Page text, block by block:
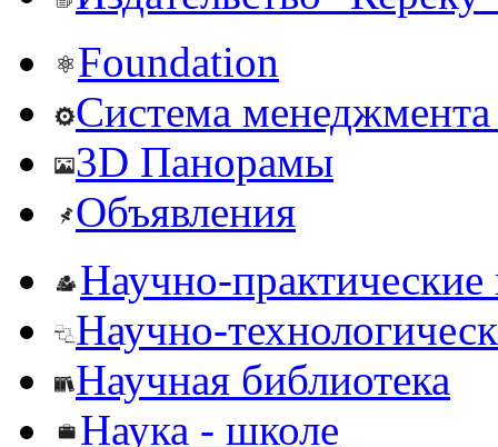
Foundation
Система менеджмента
3D Панорамы
Объявления
Научно-
Научно-
Научная библиотека
Наука - школе